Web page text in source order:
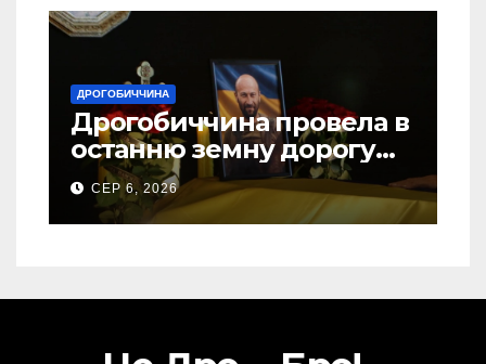
ДРОГОБИЧЧИНА
Дрогобиччина провела в
останню земну дорогу
свого Захисника – Олега
Торського
СЕР 6, 2026